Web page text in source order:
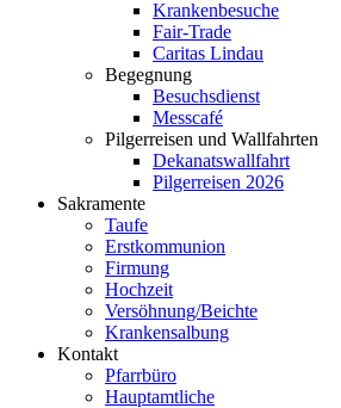
Krankenbesuche
Fair-Trade
Caritas Lindau
Begegnung
Besuchsdienst
Messcafé
Pilgerreisen und Wallfahrten
Dekanatswallfahrt
Pilgerreisen 2026
Sakramente
Taufe
Erstkommunion
Firmung
Hochzeit
Versöhnung/Beichte
Krankensalbung
Kontakt
Pfarrbüro
Hauptamtliche